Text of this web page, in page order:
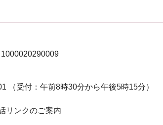
1000020290009
（受付：午前8時30分から午後5時15分）
リンクのご案内